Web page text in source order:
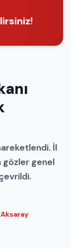
İl
gözler genel
Aksaray